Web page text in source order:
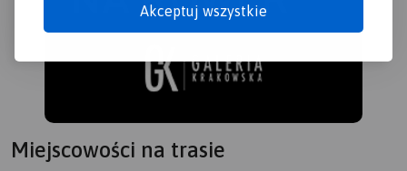
Akceptuj wszystkie
Miejscowości na trasie